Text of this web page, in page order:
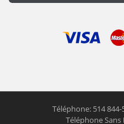
Téléphone: 514 844-
Téléphone Sans